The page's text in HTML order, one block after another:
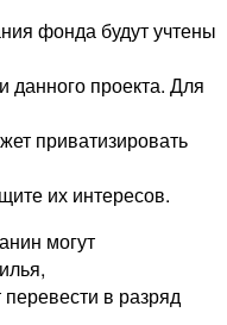
фонда будут учтены
данного проекта. Для
приватизировать
их интересов.
могут
перевести в разряд